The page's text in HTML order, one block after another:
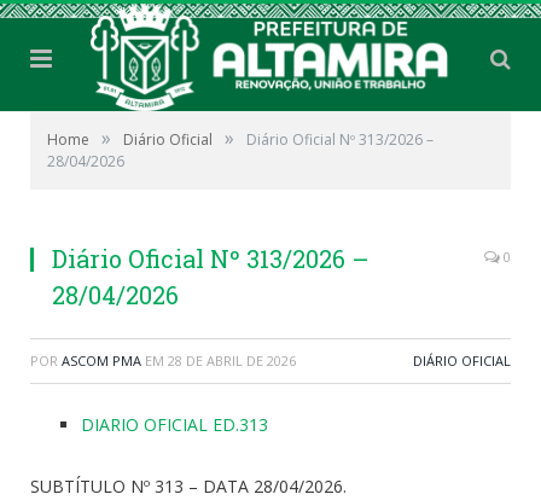
Home » Diário Oficial »
Diário Oficial Nº 313/2026 –
28/04/2026
Diário Oficial Nº 313/2026 –
28/04/2026
0
POR ASCOM PMA EM 28 DE ABRIL DE 2026 DIÁRIO OFICIAL
DIARIO OFICIAL ED.313
SUBTÍTULO Nº 313 – DATA 28/04/2026.